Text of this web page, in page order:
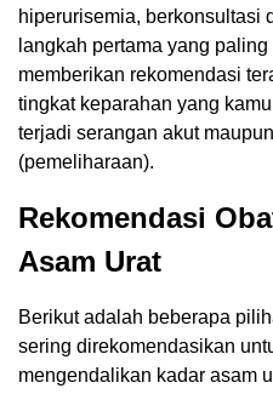
hiperurisemia, berkonsultasi
langkah pertama yang
memberikan rekomendasi
tingkat keparahan yang
terjadi serangan akut
(pemeliharaan).
Rekomendasi
Asam Urat
Berikut adalah beberapa
sering direkomendasikan
mengendalikan kadar asam